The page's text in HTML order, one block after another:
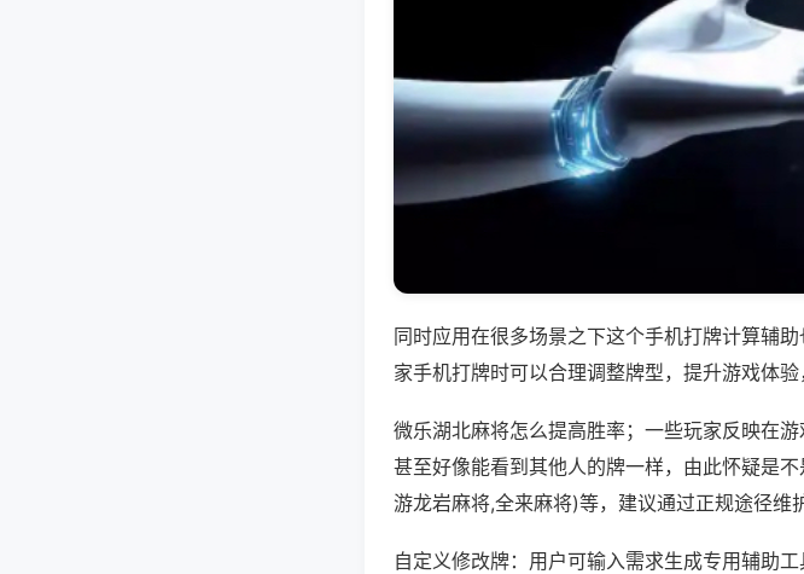
同时应用在很多场景之下这个手机打牌计算辅
家手机打牌时可以合理调整牌型，提升游戏体验
微乐湖北麻将怎么提高胜率；一些玩家反映在
甚至好像能看到其他人的牌一样，由此怀疑是
游龙岩麻将,全来麻将)等，建议通过正规途径维
自定义修改牌：用户可输入需求生成专用辅助